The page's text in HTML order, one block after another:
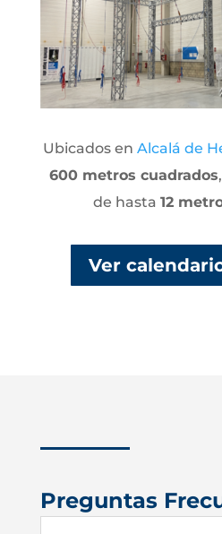
Ubicados en Alcalá de
600 metros cuadrados
de hasta12
Ver
Preguntas